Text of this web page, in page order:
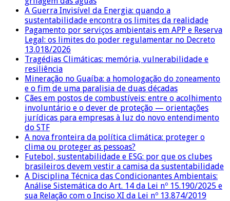
A Guerra Invisível da Energia: quando a
sustentabilidade encontra os limites da realidade
Pagamento por serviços ambientais em APP e Reserva
Legal: os limites do poder regulamentar no Decreto
13.018/2026
Tragédias Climáticas: memória, vulnerabilidade e
resiliência
Mineração no Guaíba: a homologação do zoneamento
e o fim de uma paralisia de duas décadas
Cães em postos de combustíveis: entre o acolhimento
involuntário e o dever de proteção — orientações
jurídicas para empresas à luz do novo entendimento
do STF
A nova fronteira da política climática: proteger o
clima ou proteger as pessoas?
Futebol, sustentabilidade e ESG: por que os clubes
brasileiros devem vestir a camisa da sustentabilidade
A Disciplina Técnica das Condicionantes Ambientais:
Análise Sistemática do Art. 14 da Lei nº 15.190/2025 e
sua Relação com o Inciso XI da Lei nº 13.874/2019